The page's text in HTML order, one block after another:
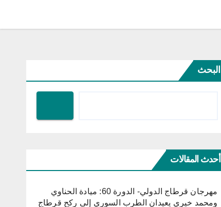
البحث
أحدث المقالات
مهرجان قرطاج الدولي- الدورة 60: ميادة الحناوي
ومحمد خيري يعيدان الطرب السوري إلى ركح قرطاج